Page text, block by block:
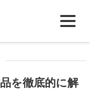
を徹底的に解